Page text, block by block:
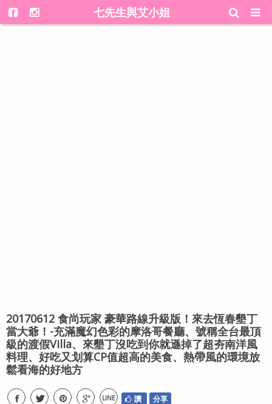
七先生與艾小姐
20170612 食尚玩家 豪華路線升級版！來去恆春墾丁
當大爺！-充滿魔幻色彩的摩洛哥餐廳、號稱全台最頂
級的渡假Villa、來墾丁沒吃到你就遜掉了超夯南洋風
料理、好吃又划算CP值超高的美食、熱帶風的環境放
鬆看海的好地方
LINE 讚 分享